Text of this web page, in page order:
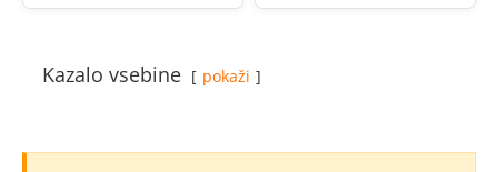
Kazalo vsebine pokaži